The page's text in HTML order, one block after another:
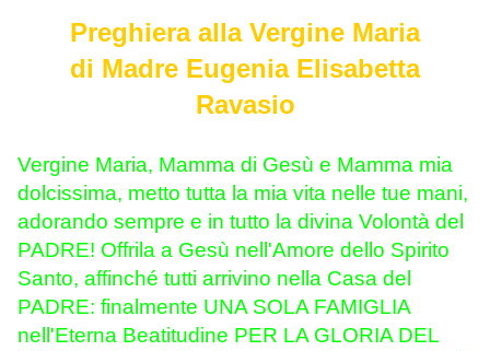
Preghiera alla Vergine Maria
di Madre Eugenia Elisabetta
Ravasio
Vergine Maria, Mamma di Gesù e Mamma mia
dolcissima, metto tutta la mia vita nelle tue mani,
adorando sempre e in tutto la divina Volontà del
PADRE! Offrila a Gesù nell'Amore dello Spirito
Santo, affinché tutti arrivino nella Casa del
PADRE: finalmente UNA SOLA FAMIGLIA
nell'Eterna Beatitudine PER LA GLORIA DEL